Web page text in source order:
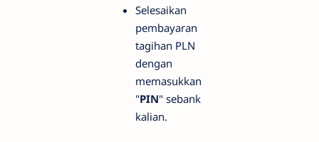
Selesaikan
pembayaran
tagihan PLN
dengan
memasukkan
"PIN" sebank
kalian.